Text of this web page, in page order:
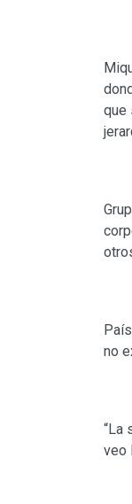
que
no
“La
veo